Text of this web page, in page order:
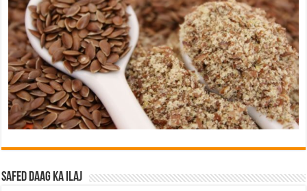
Safed Daag ka ilaj